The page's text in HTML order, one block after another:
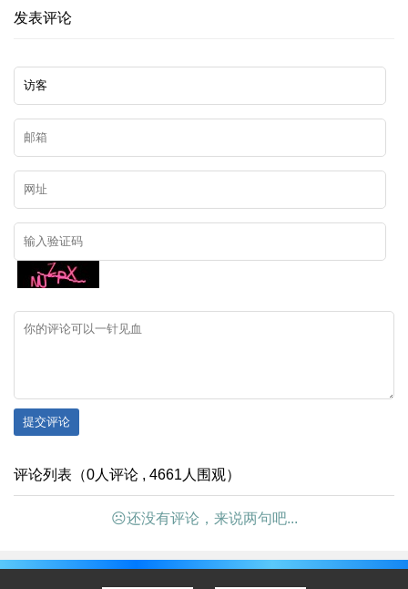
发表评论
提交评论
评论列表（0人评论 , 4661人围观）
☹还没有评论，来说两句吧...